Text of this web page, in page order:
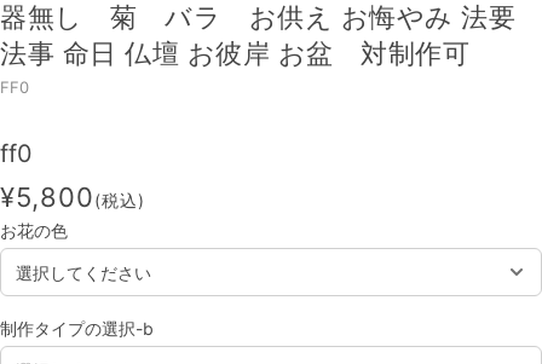
器無し 菊 バラ お供え お悔やみ 法要
法事 命日 仏壇 お彼岸 お盆 対制作可
FF0
ff0
¥5,800(税込)
お花の色
制作タイプの選択-b